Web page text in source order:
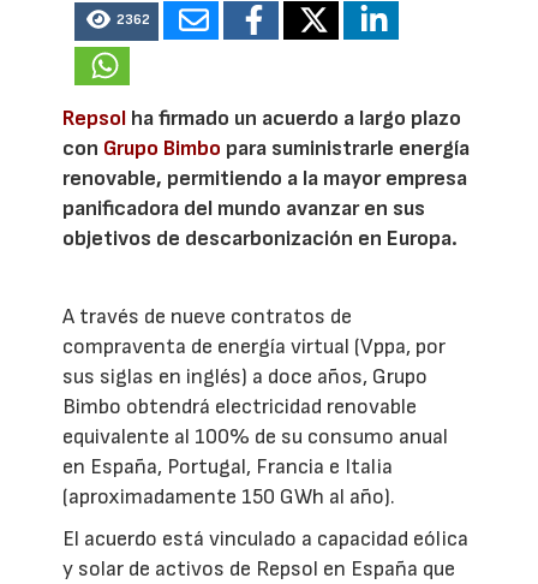
2362
Repsol ha firmado un acuerdo a largo plazo
con Grupo Bimbo para suministrarle energía
renovable, permitiendo a la mayor empresa
panificadora del mundo avanzar en sus
objetivos de descarbonización en Europa.
A través de nueve contratos de
compraventa de energía virtual (Vppa, por
sus siglas en inglés) a doce años, Grupo
Bimbo obtendrá electricidad renovable
equivalente al 100% de su consumo anual
en España, Portugal, Francia e Italia
(aproximadamente 150 GWh al año).
El acuerdo está vinculado a capacidad eólica
y solar de activos de Repsol en España que